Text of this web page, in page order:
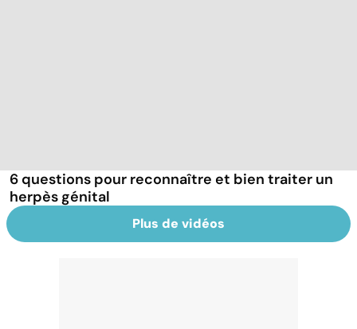
6 questions pour reconnaître et bien traiter un
herpès génital
Plus de vidéos